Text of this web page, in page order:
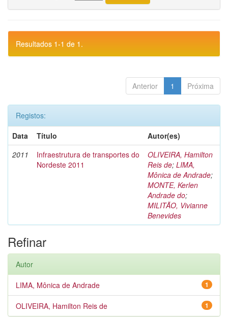
Resultados 1-1 de 1.
Anterior 1 Próxima
Registos:
Data
Título
Autor(es)
2011
Infraestrutura de transportes do
Nordeste 2011
OLIVEIRA, Hamilton
Reis de; LIMA,
Mônica de Andrade;
MONTE, Kerlen
Andrade do;
MILITÃO, Vivianne
Benevides
Refinar
Autor
1
LIMA, Mônica de Andrade
1
OLIVEIRA, Hamilton Reis de